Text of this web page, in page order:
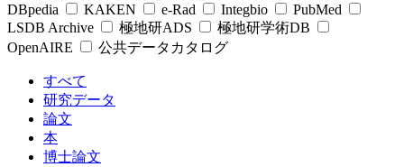
DBpedia
KAKEN e-Rad Integbio
PubMed
LSDB Archive
極地研ADS
極地研学術DB
OpenAIRE
公共データカタログ
すべて
研究データ
論文
本
博士論文